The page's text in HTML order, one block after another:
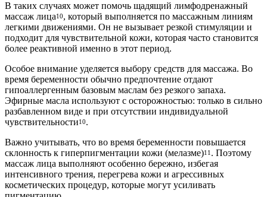
В таких случаях может помочь щадящий лимфодренажный
массаж лица10, который выполняется по массажным линиям
легкими движениями. Он не вызывает резкой стимуляции и
подходит для чувствительной кожи, которая часто становится
более реактивной именно в этот период.
Особое внимание уделяется выбору средств для массажа. Во
время беременности обычно предпочтение отдают
гипоаллергенным базовым маслам без резкого запаха.
Эфирные масла используют с осторожностью: только в сильно
разбавленном виде и при отсутствии индивидуальной
чувствительности10.
Важно учитывать, что во время беременности повышается
склонность к гиперпигментации кожи (мелазме)11 . Поэтому
массаж лица выполняют особенно бережно, избегая
интенсивного трения, перегрева кожи и агрессивных
косметических процедур, которые могут усиливать